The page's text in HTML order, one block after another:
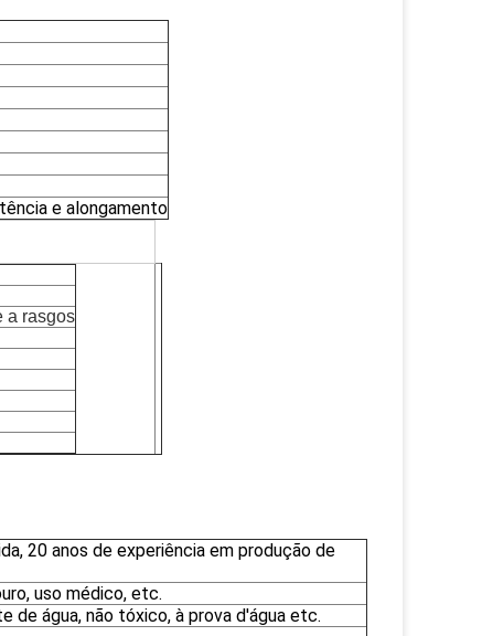
e alongamento
a rasgos
20 anos de experiência em produção de
uso médico, etc.
de água, não tóxico, à prova d'água etc.